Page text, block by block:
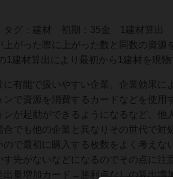
タグ：建材 初期：35金 1建材算出
上がった際に上がった数と同数の資源
1建材算出により最初から1建材を現
に有能で扱いやすい企業。企業効果
ンで資源を消費するカードなどを使
ンが起動ができるようになるなど、
でも他の企業と異なりその世代で対
ので最初に購入する枚数をよく考え
す先がないなどになるのでその点に注
出量増加カード→勝利点なしの算出